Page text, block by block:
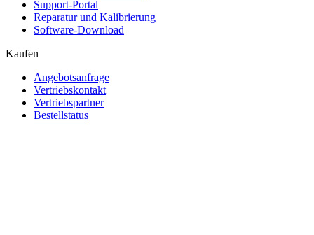
Support-Portal
Reparatur und Kalibrierung
Software-Download
Kaufen
Angebotsanfrage
Vertriebskontakt
Vertriebspartner
Bestellstatus